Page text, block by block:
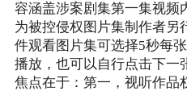
容涵盖涉案剧集第一集视频
为被控侵权图片集制作者另
件观看图片集可选择5秒每
播放，也可以自行点击下一
焦点在于：第一，视听作品